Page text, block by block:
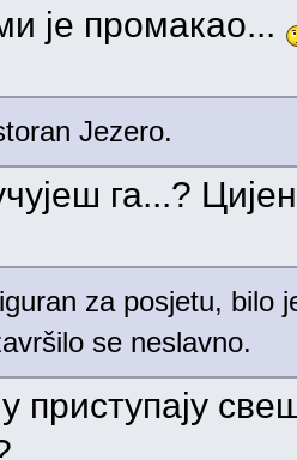
је промакао...
Jezero.
га...?
za posjetu, bilo
se neslavno.
приступају